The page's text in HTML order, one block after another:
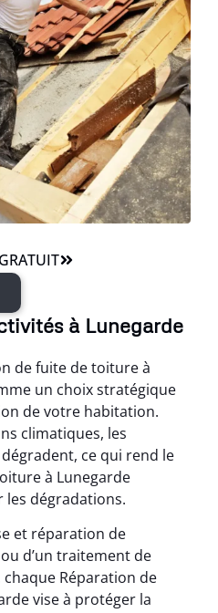
à Lunegarde
de fuite de toiture à
un choix stratégique
de votre habitation.
climatiques, les
ce qui rend le
à Lunegarde
les dégradations.
et réparation de
d’un traitement de
Réparation de
vise à protéger la